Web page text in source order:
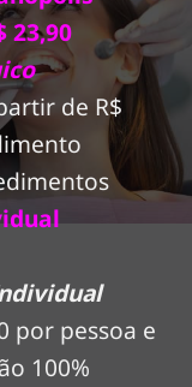
23,90
de R$
por pessoa e
100%